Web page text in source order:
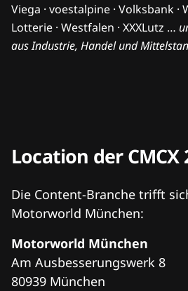
Viega · voestalpine · Volksbank ·
Lotterie · Westfalen · XXXLutz …
aus Industrie, Handel und
Location der CMCX
Die Content-Branche trifft
Motorworld München:
Motorworld München
Am Ausbesserungswerk 8
80939 München